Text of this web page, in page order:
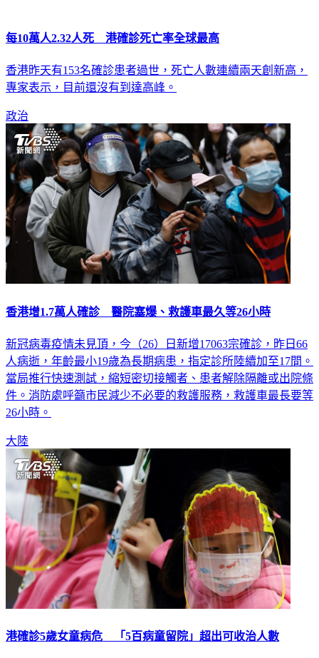
每10萬人2.32人死 港確診死亡率全球最高
香港昨天有153名確診患者過世，死亡人數連續兩天創新高，
專家表示，目前還沒有到達高峰。
政治
香港增1.7萬人確診 醫院塞爆、救護車最久等26小時
新冠病毒疫情未見頂，今（26）日新增17063宗確診，昨日66
人病逝，年齡最小19歲為長期病患，指定診所陸續加至17間。
當局推行快速測試，縮短密切接觸者、患者解除隔離或出院條
件。消防處呼籲市民減少不必要的救護服務，救護車最長要等
26小時。
大陸
港確診5歲女童病危 「5百病童留院」超出可收治人數